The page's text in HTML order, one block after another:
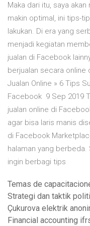
Maka dari itu, saya
makin optimal, ini tips-
lakukan. Di era yang
menjadi kegiatan
jualan di Facebook
berjualan secara
Jualan Online » 6 Tips
Facebook 9 Sep 2019
jualan online di
agar bisa laris manis
di Facebook
halaman yang berbeda.
ingin berbagi tips
Temas de
Strategi dan taktik
Çukurova elektrik
Financial accounting